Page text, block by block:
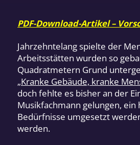
PDF-Download-Artikel –
Jahrzehntelang spielte der
Arbeitsstätten wurden so
Quadratmetern Grund
„Kranke Gebäude, kranke
doch fehlte es bisher an der
Musikfachmann gelungen,
Bedürfnisse umgesetzt
werden.